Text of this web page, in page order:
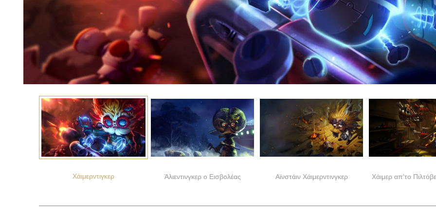
Χάιμερντιγκερ Άλιεντινγκερ ο Εισβολέας Αϊνστάιν Χάιμερντινγκερ Χάιμερ απ'το